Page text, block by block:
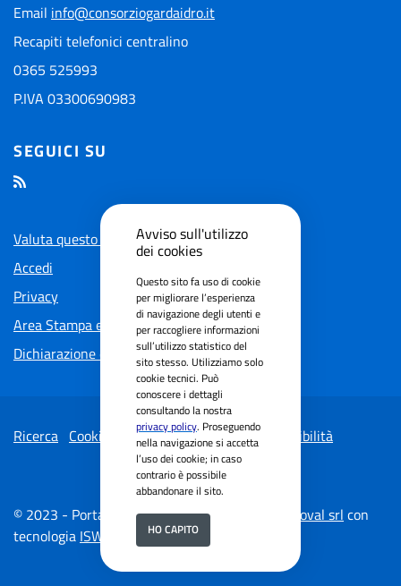
Email info@consorziogardaidro.it
Recapiti telefonici centralino
0365 525993
P.IVA 03300690983
SEGUICI SU
Valuta questo sito
Accedi
Privacy
Area Stampa e Social
Dichiarazione di accessibilita'
Ricerca Cookie Policy Dichiarazione di accessibilità
© 2023 - Portale istituzionale realizzato da Secoval srl con
tecnologia ISWEB® Enterprise
Avviso sull'utilizzo
dei cookies
Questo sito fa uso di cookie
per migliorare l’esperienza
di navigazione degli utenti e
per raccogliere informazioni
sull’utilizzo statistico del
sito stesso. Utilizziamo solo
cookie tecnici. Può
conoscere i dettagli
consultando la nostra
privacy policy. Proseguendo
nella navigazione si accetta
l’uso dei cookie; in caso
contrario è possibile
abbandonare il sito.
HO CAPITO